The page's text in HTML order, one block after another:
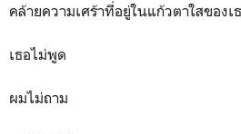
คล้ายความเศร้าที่อยู่ในแก้วตาใสของเ
เธอไม่พูด
ผมไม่ถาม